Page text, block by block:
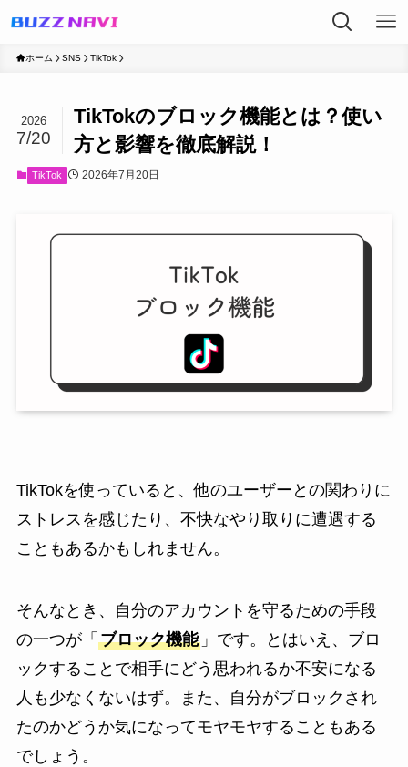
ホーム SNS TikTok
TikTokのブロック機能とは？使い
方と影響を徹底解説！
2026
7/20
TikTok 2026年7月20日
TikTokを使っていると、他のユーザーとの関わりに
ストレスを感じたり、不快なやり取りに遭遇する
こともあるかもしれません。
そんなとき、自分のアカウントを守るための手段
の一つが「 ブロック機能」です。とはいえ、ブロ
ックすることで相手にどう思われるか不安になる
人も少なくないはず。また、自分がブロックされ
たのかどうか気になってモヤモヤすることもある
でしょう。